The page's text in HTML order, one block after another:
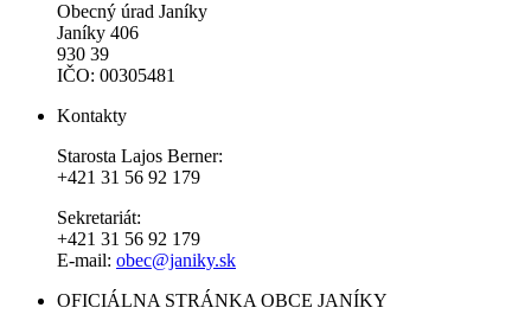
Obecný úrad Janíky
Janíky 406
930 39
IČO: 00305481
Kontakty
Starosta Lajos Berner:
+421 31 56 92 179
Sekretariát:
+421 31 56 92 179
E-mail: obec@janiky.sk
OFICIÁLNA STRÁNKA OBCE JANÍKY